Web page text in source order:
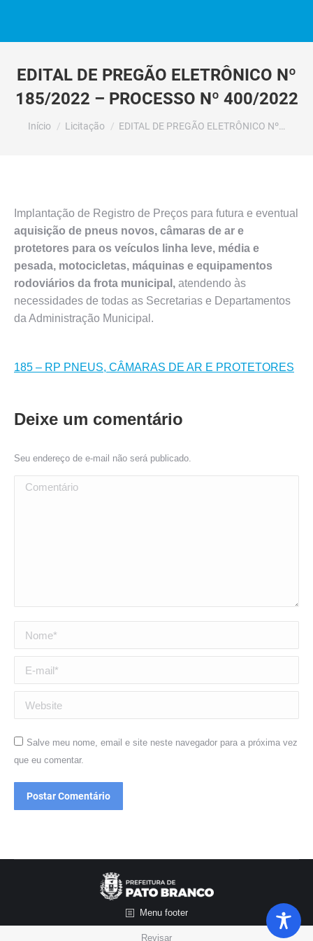
EDITAL DE PREGÃO ELETRÔNICO Nº
185/2022 – PROCESSO Nº 400/2022
Você está aqui:
Início Licitação EDITAL DE PREGÃO ELETRÔNICO Nº…
Implantação de Registro de Preços para futura e eventual
aquisição de pneus novos, câmaras de ar e
protetores para os veículos linha leve, média e
pesada, motocicletas, máquinas e equipamentos
rodoviários da frota municipal, atendendo às
necessidades de todas as Secretarias e Departamentos
da Administração Municipal.
185 – RP PNEUS, CÂMARAS DE AR E PROTETORES
Deixe um comentário
Seu endereço de e-mail não será publicado.
Comentário
Nome *
E-mail *
Website
Salve meu nome, email e site neste navegador para a próxima vez
que eu comentar.
Postar Comentário
Menu footer
Revisar